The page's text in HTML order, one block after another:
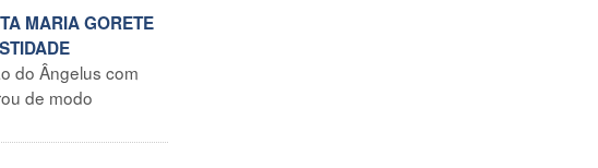
MARIA GORETE
do Ângelus com
de modo